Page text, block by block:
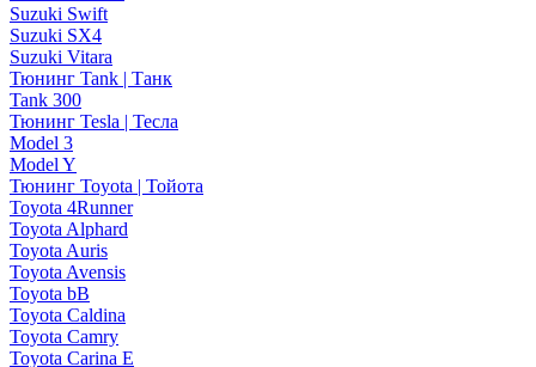
Suzuki Swift
Suzuki SX4
Suzuki Vitara
Тюнинг Tank | Танк
Tank 300
Тюнинг Tesla | Тесла
Model 3
Model Y
Тюнинг Toyota | Тойота
Toyota 4Runner
Toyota Alphard
Toyota Auris
Toyota Avensis
Toyota bB
Toyota Caldina
Toyota Camry
Toyota Carina E